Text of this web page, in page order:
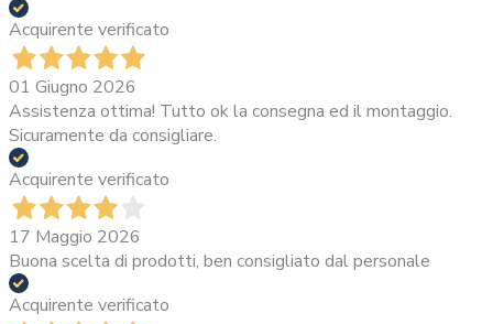
Acquirente verificato
01 Giugno 2026
Assistenza ottima! Tutto ok la consegna ed il montaggio.
Sicuramente da consigliare.
Acquirente verificato
17 Maggio 2026
Buona scelta di prodotti, ben consigliato dal personale
Acquirente verificato